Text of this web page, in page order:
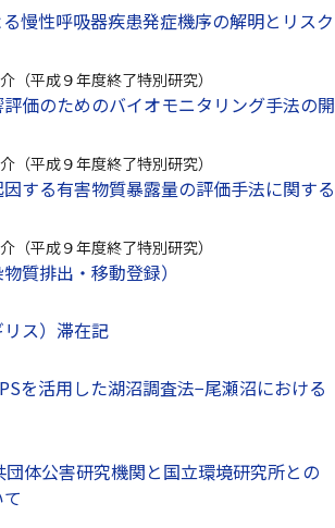
慢性呼吸器疾患発症機序の解明とリスク
（平成９年度終了特別研究）
価のためのバイオモニタリング手法の開
（平成９年度終了特別研究）
する有害物質暴露量の評価手法に関する
（平成９年度終了特別研究）
質排出・移動登録）
ス）滞在記
を活用した湖沼調査法−尾瀬沼における
体公害研究機関と国立環境研究所との